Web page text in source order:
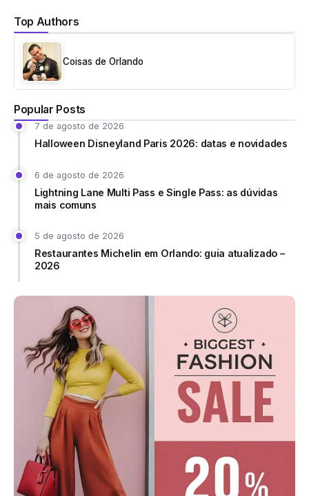
Top Authors
Coisas de Orlando
Popular Posts
7 de agosto de 2026
Halloween Disneyland Paris 2026: datas e novidades
6 de agosto de 2026
Lightning Lane Multi Pass e Single Pass: as dúvidas
mais comuns
5 de agosto de 2026
Restaurantes Michelin em Orlando: guia atualizado –
2026